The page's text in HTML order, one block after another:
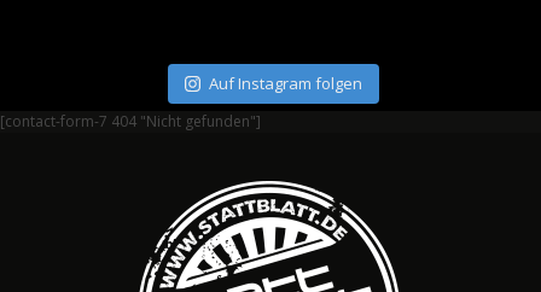
Auf Instagram folgen
[contact-form-7 404 "Nicht gefunden"]